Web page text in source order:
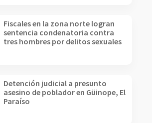
Fiscales en la zona norte logran
sentencia condenatoria contra
tres hombres por delitos sexuales
Detención judicial a presunto
asesino de poblador en Güinope, El
Paraíso